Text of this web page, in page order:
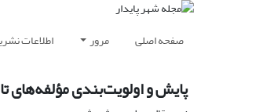
صفحه اصلی مرور اطلاعات
پایش و اولویت‌بندی